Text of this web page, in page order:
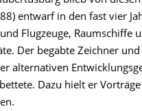
entwarf in den fast vier
Flugzeuge, Raumschiffe
Der begabte Zeichner
alternativen
Dazu hielt er